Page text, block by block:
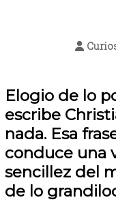
Elogio de lo
escribe
nada. Esa
conduce una
sencillez del
de lo